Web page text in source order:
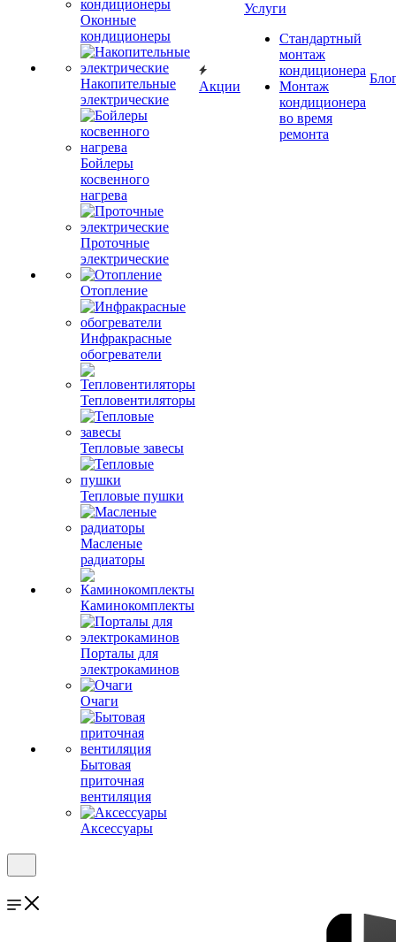
Оконные
кондиционеры
Накопительные
электрические
Бойлеры
косвенного
нагрева
Проточные
электрические
Отопление
Инфракрасные
обогреватели
Тепловентиляторы
Тепловые завесы
Тепловые пушки
Масленые
радиаторы
Каминокомплекты
Порталы для
электрокаминов
Очаги
Бытовая
приточная
вентиляция
Аксессуары
Акции
Услуги
Стандартный
монтаж
кондиционера
Монтаж
кондиционера
во время
ремонта